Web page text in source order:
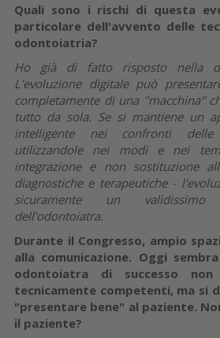
Quali sono i rischi di questa
particolare dell'avvento delle
odontoiatria?
Ho già di fatto risposto nella
L'evoluzione digitale può
completamente di una "macchina"
tutto da sola. Se si mantiene un
intelligente nei confronti delle
utilizzandole nei modi e nei
integrazione e non sostituzione
diagnostiche e terapeutiche -
sicuramente un
dell'odontoiatra.
Durante il Congresso, ampio
alla comunicazione. Oggi
odontoiatra di successo
tecnicamente competenti, ma si
"presentare bene" al paziente.
il paziente?